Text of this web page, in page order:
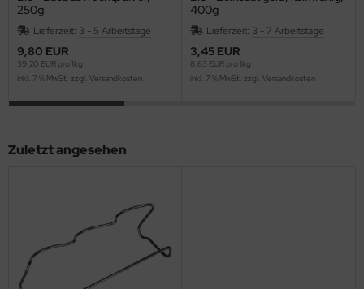
250g
Lieferzeit: 3 - 5 Arbeitstage
9,80 EUR
39,20 EUR pro 1kg
inkl. 7 % MwSt. zzgl. Versandkosten
400g
Lieferzeit: 3 - 7 Arbeitstage
3,45 EUR
8,63 EUR pro 1kg
inkl. 7 % MwSt. zzgl. Versandkosten
Zuletzt angesehen